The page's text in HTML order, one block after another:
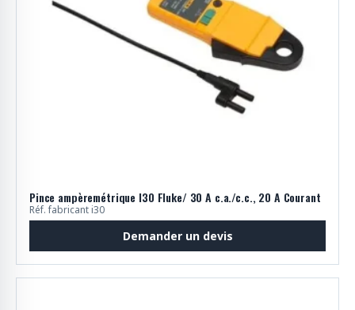
Pince ampèremétrique I30 Fluke/ 30 A c.a./c.c., 20 A Courant
Réf. fabricant i30
Demander un devis